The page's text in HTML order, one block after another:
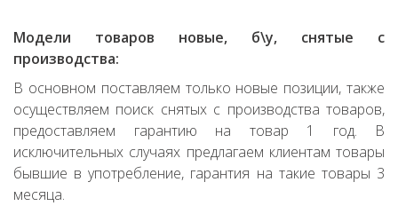
Модели товаров новые, б\у, снятые с
производства:
В основном поставляем только новые позиции, также
осуществляем поиск снятых с производства товаров,
предоставляем гарантию на товар 1 год. В
исключительных случаях предлагаем клиентам товары
бывшие в употребление, гарантия на такие товары 3
месяца.